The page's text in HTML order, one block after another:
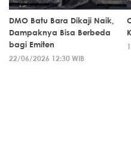
DMO Batu Bara Dikaji Naik,
Dampaknya Bisa Berbeda
bagi Emiten
22/06/2026 12:30 WIB